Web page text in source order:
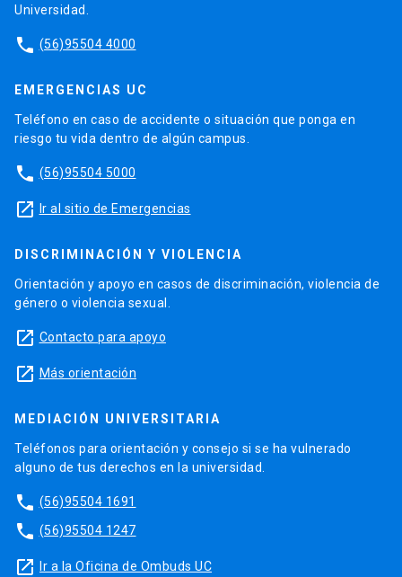
Universidad.
phone (56)95504 4000
EMERGENCIAS UC
Teléfono en caso de accidente o situación que ponga en
riesgo tu vida dentro de algún campus.
phone (56)95504 5000
launch Ir al sitio de Emergencias
DISCRIMINACIÓN Y VIOLENCIA
Orientación y apoyo en casos de discriminación, violencia de
género o violencia sexual.
launch Contacto para apoyo
launch Más orientación
MEDIACIÓN UNIVERSITARIA
Teléfonos para orientación y consejo si se ha vulnerado
alguno de tus derechos en la universidad.
phone (56)95504 1691
phone (56)95504 1247
launch Ir a la Oficina de Ombuds UC